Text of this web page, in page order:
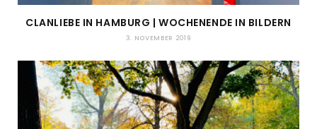
CLANLIEBE IN HAMBURG | WOCHENENDE IN BILDERN
3. NOVEMBER 2019